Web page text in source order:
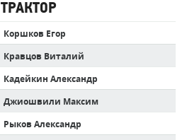
ТРАКТОР
Коршков Егор
Кравцов Виталий
Кадейкин Александр
Джиошвили Максим
Рыков Александр